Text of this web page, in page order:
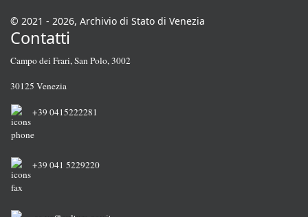
© 2021 - 2026, Archivio di Stato di Venezia
Contatti
Campo dei Frari, San Polo, 3002
30125 Venezia
+39 0415222281
+39 041 5229220